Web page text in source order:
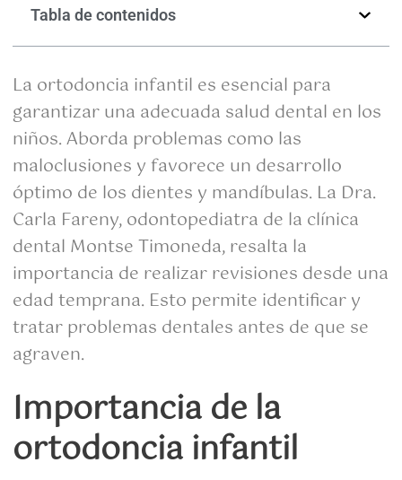
Tabla de contenidos
La ortodoncia infantil es esencial para
garantizar una adecuada salud dental en los
niños. Aborda problemas como las
maloclusiones y favorece un desarrollo
óptimo de los dientes y mandíbulas. La Dra.
Carla Fareny, odontopediatra de la clínica
dental Montse Timoneda, resalta la
importancia de realizar revisiones desde una
edad temprana. Esto permite identificar y
tratar problemas dentales antes de que se
agraven.
Importancia de la
ortodoncia infantil